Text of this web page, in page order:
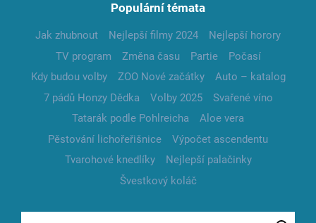
Populární témata
Jak zhubnout Nejlepší filmy 2024
Nejlepší horory
TV program
Změna času Partie
Počasí
Kdy budou volby
ZOO Nové začátky
Auto – katalog
7 pádů Honzy Dědka
Volby 2025
Svařené víno
Tatarák podle Pohlreicha
Aloe vera
Pěstování lichořeřišnice
Výpočet ascendentu
Tvarohové knedlíky
Nejlepší palačinky
Švestkový koláč